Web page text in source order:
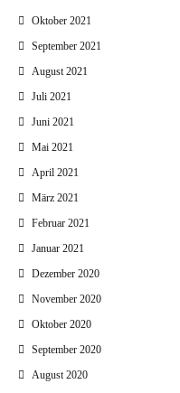
Oktober 2021
September 2021
August 2021
Juli 2021
Juni 2021
Mai 2021
April 2021
März 2021
Februar 2021
Januar 2021
Dezember 2020
November 2020
Oktober 2020
September 2020
August 2020